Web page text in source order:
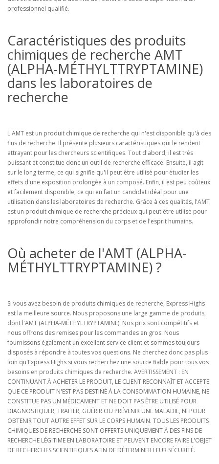
professionnel qualifié.
Caractéristiques des produits
chimiques de recherche AMT
(ALPHA-MÉTHYLTTRYPTAMINE)
dans les laboratoires de
recherche
L'AMT est un produit chimique de recherche qui n'est disponible qu'à des
fins de recherche. Il présente plusieurs caractéristiques qui le rendent
attrayant pour les chercheurs scientifiques. Tout d'abord, il est très
puissant et constitue donc un outil de recherche efficace. Ensuite, il agit
sur le long terme, ce qui signifie qu'il peut être utilisé pour étudier les
effets d'une exposition prolongée à un composé. Enfin, il est peu coûteux
et facilement disponible, ce qui en fait un candidat idéal pour une
utilisation dans les laboratoires de recherche. Grâce à ces qualités, l'AMT
est un produit chimique de recherche précieux qui peut être utilisé pour
approfondir notre compréhension du corps et de l'esprit humains.
Où acheter de l'AMT (ALPHA-
MÉTHYLTTRYPTAMINE) ?
Si vous avez besoin de produits chimiques de recherche, Express Highs
est la meilleure source. Nous proposons une large gamme de produits,
dont l'AMT (ALPHA-MÉTHYLTRYPTAMINE). Nos prix sont compétitifs et
nous offrons des remises pour les commandes en gros. Nous
fournissons également un excellent service client et sommes toujours
disposés à répondre à toutes vos questions. Ne cherchez donc pas plus
loin qu'Express Highs si vous recherchez une source fiable pour tous vos
besoins en produits chimiques de recherche. AVERTISSEMENT : EN
CONTINUANT À ACHETER LE PRODUIT, LE CLIENT RECONNAÎT ET ACCEPTE
QUE CE PRODUIT N'EST PAS DESTINÉ À LA CONSOMMATION HUMAINE, NE
CONSTITUE PAS UN MÉDICAMENT ET NE DOIT PAS ÊTRE UTILISÉ POUR
DIAGNOSTIQUER, TRAITER, GUÉRIR OU PRÉVENIR UNE MALADIE, NI POUR
OBTENIR TOUT AUTRE EFFET SUR LE CORPS HUMAIN. TOUS LES PRODUITS
CHIMIQUES DE RECHERCHE SONT OFFERTS UNIQUEMENT À DES FINS DE
RECHERCHE LÉGITIME EN LABORATOIRE ET PEUVENT ENCORE FAIRE L'OBJET
DE RECHERCHES SCIENTIFIQUES AFIN DE DÉTERMINER LEUR SÉCURITÉ.